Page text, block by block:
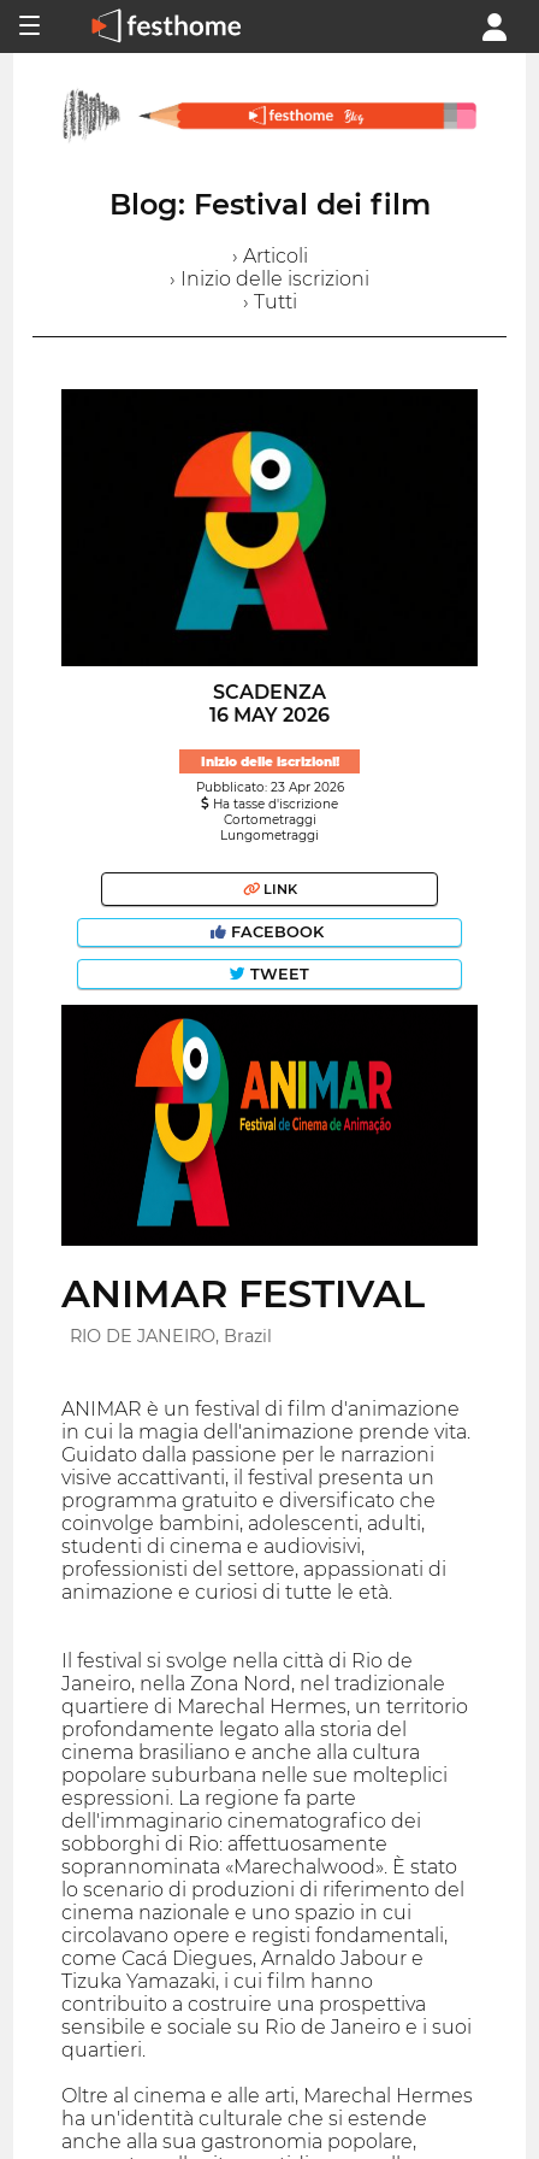
Blog: Festival dei film
› Articoli
› Inizio delle iscrizioni
› Tutti
SCADENZA
16 MAY 2026
Inizio delle iscrizioni!
Pubblicato: 23 Apr 2026
Ha tasse d'iscrizione
Cortometraggi
Lungometraggi
LINK
FACEBOOK
TWEET
ANIMAR FESTIVAL
RIO DE JANEIRO, Brazil
ANIMAR è un festival di film d'animazione
in cui la magia dell'animazione prende vita.
Guidato dalla passione per le narrazioni
visive accattivanti, il festival presenta un
programma gratuito e diversificato che
coinvolge bambini, adolescenti, adulti,
studenti di cinema e audiovisivi,
professionisti del settore, appassionati di
animazione e curiosi di tutte le età.
Il festival si svolge nella città di Rio de
Janeiro, nella Zona Nord, nel tradizionale
quartiere di Marechal Hermes, un territorio
profondamente legato alla storia del
cinema brasiliano e anche alla cultura
popolare suburbana nelle sue molteplici
espressioni. La regione fa parte
dell'immaginario cinematografico dei
sobborghi di Rio: affettuosamente
soprannominata «Marechalwood». È stato
lo scenario di produzioni di riferimento del
cinema nazionale e uno spazio in cui
circolavano opere e registi fondamentali,
come Cacá Diegues, Arnaldo Jabour e
Tizuka Yamazaki, i cui film hanno
contribuito a costruire una prospettiva
sensibile e sociale su Rio de Janeiro e i suoi
quartieri.
Oltre al cinema e alle arti, Marechal Hermes
ha un'identità culturale che si estende
anche alla sua gastronomia popolare,